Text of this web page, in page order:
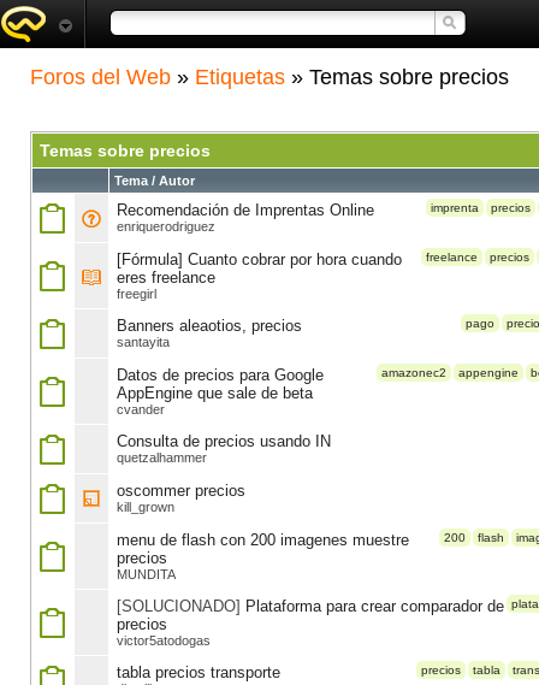
Foros del Web » Etiquetas » Temas sobre precios
Temas sobre precios
Tema / Autor
imprenta precios
Recomendación de Imprentas Online
enriquerodriguez
freelance precios
[Fórmula] Cuanto cobrar por hora cuando
eres freelance
freegirl
pago
Banners aleaotios, precios
santayita
amazonec2 appengine
Datos de precios para Google
AppEngine que sale de beta
cvander
Consulta de precios usando IN
quetzalhammer
oscommer precios
kill_grown
200 flash
menu de flash con 200 imagenes muestre
precios
MUNDITA
[SOLUCIONADO] Plataforma para crear comparador de
precios
victor5atodogas
precios tabla
tabla precios transporte